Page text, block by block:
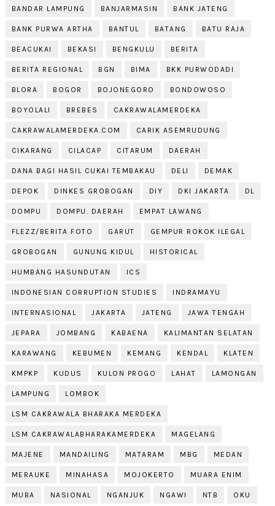
BANDAR LAMPUNG BANJARMASIN BANK JATENG
BANK PURWA ARTHA BANTUL BATANG BATU RAJA
BEACUKAI BEKASI BENGKULU BERITA
BERITA REGIONAL BGN BIMA BKK PURWODADI
BLORA BOGOR BOJONEGORO BONDOWOSO
BOYOLALI BREBES CAKRAWALAMERDEKA
CAKRAWALAMERDEKA.COM CARIK ASEMRUDUNG
CIKARANG CILACAP CITARUM DAERAH
DANA BAGI HASIL CUKAI TEMBAKAU DELI DEMAK
DEPOK DINKES GROBOGAN DIY DKI JAKARTA DL
DOMPU DOMPU. DAERAH EMPAT LAWANG
FLEZZ/BERITA FOTO GARUT GEMPUR ROKOK ILEGAL
GROBOGAN GUNUNG KIDUL HISTORICAL
HUMBANG HASUNDUTAN ICS
INDONESIAN CORRUPTION STUDIES INDRAMAYU
INTERNASIONAL JAKARTA JATENG JAWA TENGAH
JEPARA JOMBANG KABAENA KALIMANTAN SELATAN
KARAWANG KEBUMEN KEMANG KENDAL KLATEN
KMPKP KUDUS KULON PROGO LAHAT LAMONGAN
LAMPUNG LOMBOK
LSM CAKRAWALA BHARAKA MERDEKA
LSM CAKRAWALABHARAKAMERDEKA MAGELANG
MAJENE MANDAILING MATARAM MBG MEDAN
MERAUKE MINAHASA MOJOKERTO MUARA ENIM
MUBA NASIONAL NGANJUK NGAWI NTB OKU